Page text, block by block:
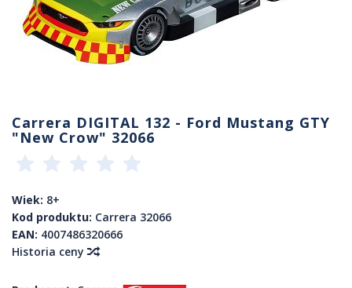
Carrera DIGITAL 132 - Ford Mustang GTY
"New Crow" 32066
Wiek: 8+
Kod produktu: Carrera 32066
EAN: 4007486320666
Historia ceny